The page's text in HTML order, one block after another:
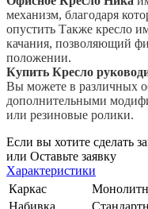
механизм, благодаря
опустить Также кресло
качания, позволяющий
положении.
Купить Кресло
Вы можете в различных
дополнительными
или резиновые ролики.
Если вы хотите сделать
или Оставьте заявку
Характеристики
Каркас
Набивка